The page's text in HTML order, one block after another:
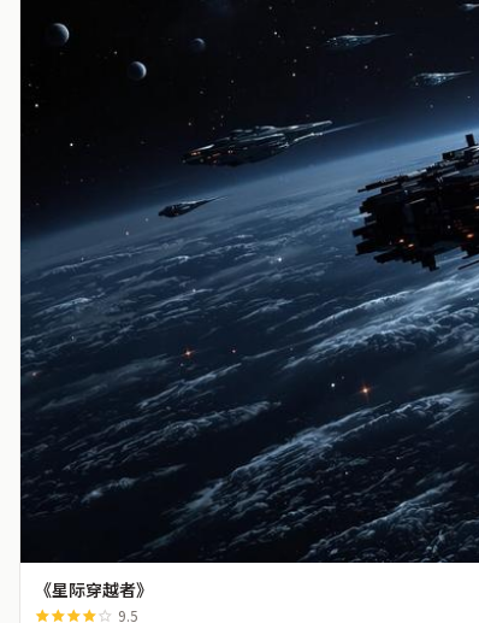
《星际穿越者》
9.5